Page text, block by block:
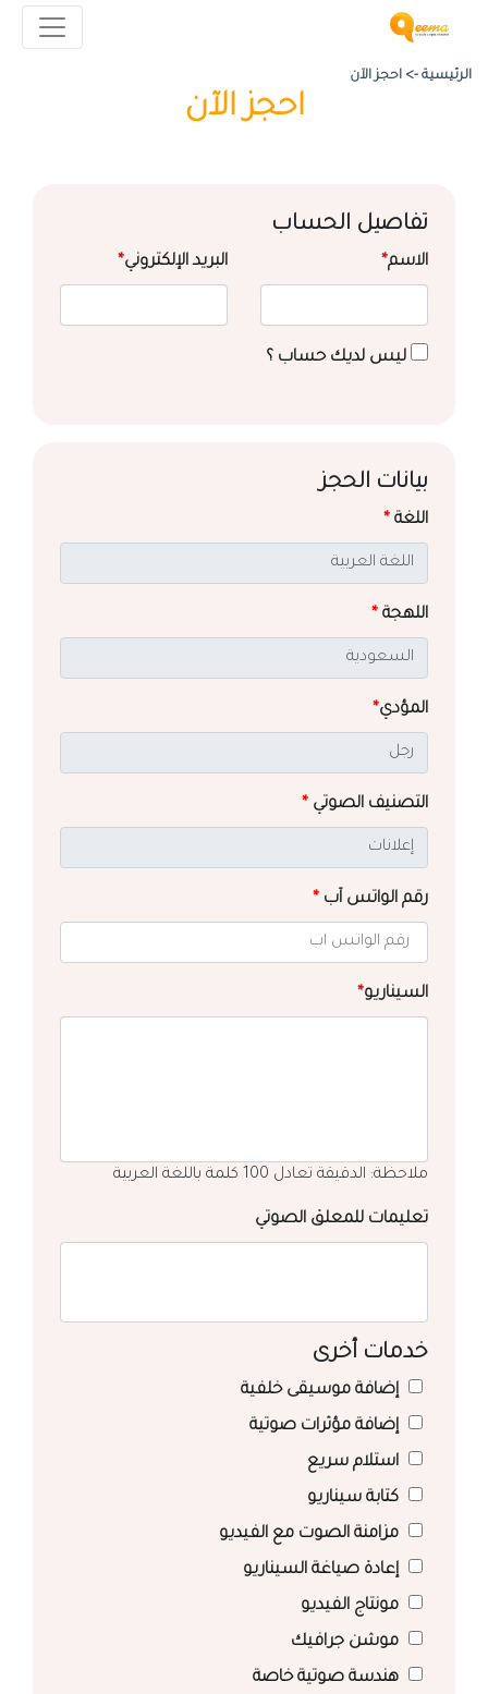
الرئيسية -> احجز الآن
احجز الآن
تفاصيل الحساب
الاسم* البريد الإلكتروني*
ليس لديك حساب ؟
بيانات الحجز
اللغة *
اللهجة *
المؤدي*
التصنيف الصوتي *
رقم الواتس آب *
السيناريو*
ملاحظة: الدقيقة تعادل 100 كلمة باللغة العربية
تعليمات للمعلق الصوتي
خدمات أخرى
إضافة موسيقى خلفية
إضافة مؤثرات صوتية
استلام سريع
كتابة سيناريو
مزامنة الصوت مع الفيديو
إعادة صياغة السيناريو
مونتاج الفيديو
موشن جرافيك
هندسة صوتية خاصة